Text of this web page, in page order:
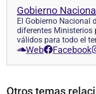
Gobierno
El Gobierno Nacional
diferentes Ministerios
válidos para todo el
Web Facebook
Otros temas